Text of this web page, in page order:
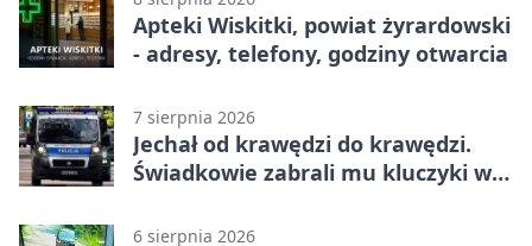
Apteki Wiskitki, powiat żyrardowski
- adresy, telefony, godziny otwarcia
7 sierpnia 2026
Jechał od krawędzi do krawędzi.
Świadkowie zabrali mu kluczyki w
6 sierpnia 2026